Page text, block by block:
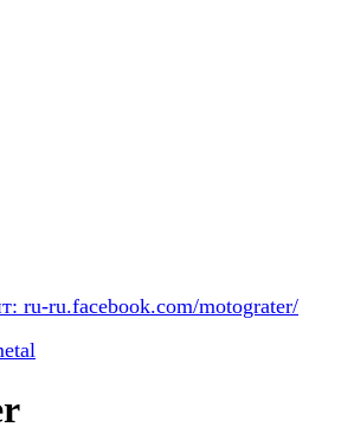
ru-ru.facebook.com/motograter/